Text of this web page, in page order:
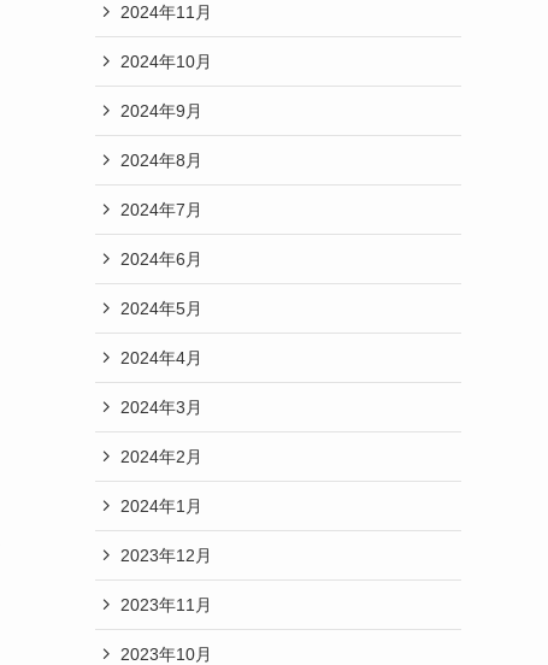
2024年11月
2024年10月
2024年9月
2024年8月
2024年7月
2024年6月
2024年5月
2024年4月
2024年3月
2024年2月
2024年1月
2023年12月
2023年11月
2023年10月